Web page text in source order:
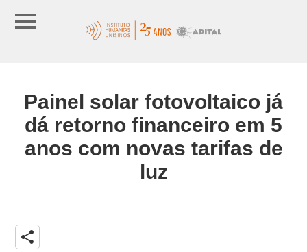
Painel solar fotovoltaico já
dá retorno financeiro em 5
anos com novas tarifas de
luz
share